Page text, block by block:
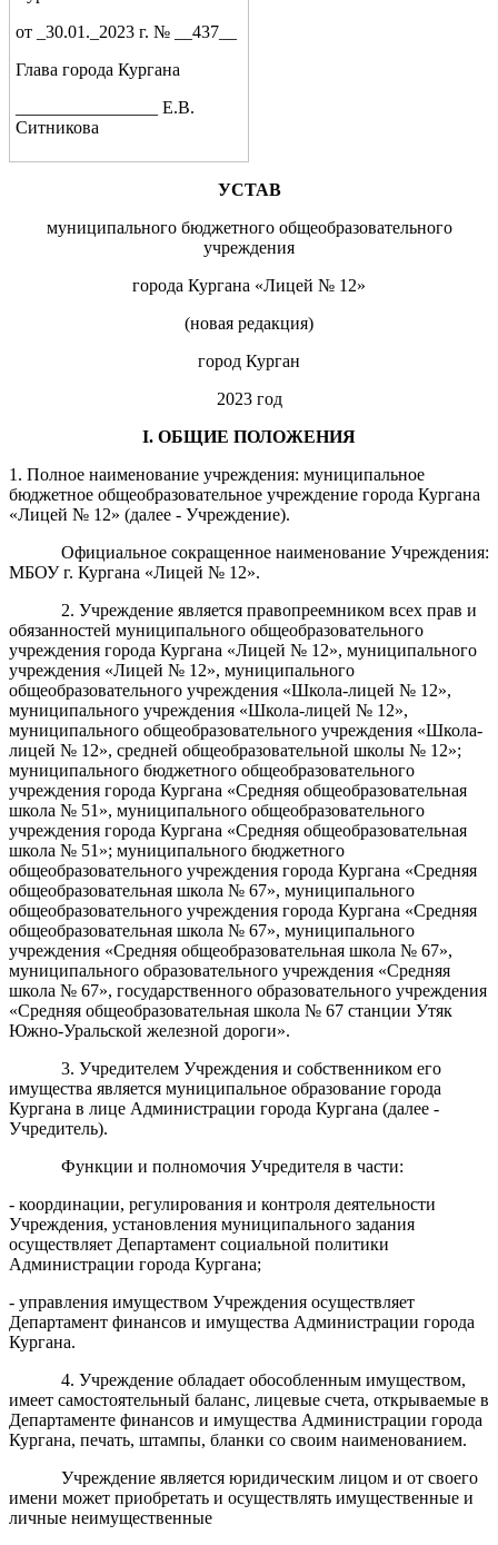
от _30.01._2023 г. № __437__
Глава города Кургана
________________ Е.В.
Ситникова
УСТАВ
муниципального бюджетного общеобразовательного
учреждения
города Кургана «Лицей № 12»
(новая редакция)
город Курган
2023 год
I. ОБЩИЕ ПОЛОЖЕНИЯ
1. Полное наименование учреждения: муниципальное
бюджетное общеобразовательное учреждение города Кургана
«Лицей № 12» (далее - Учреждение).
Официальное сокращенное наименование Учреждения:
МБОУ г. Кургана «Лицей № 12».
2. Учреждение является правопреемником всех прав и
обязанностей муниципального общеобразовательного
учреждения города Кургана «Лицей № 12», муниципального
учреждения «Лицей № 12», муниципального
общеобразовательного учреждения «Школа-лицей № 12»,
муниципального учреждения «Школа-лицей № 12»,
муниципального общеобразовательного учреждения «Школа-
лицей № 12», средней общеобразовательной школы № 12»;
муниципального бюджетного общеобразовательного
учреждения города Кургана «Средняя общеобразовательная
школа № 51 », муниципального общеобразовательного
учреждения города Кургана «Средняя общеобразовательная
школа № 51»; муниципального бюджетного
общеобразовательного учреждения города Кургана «Средняя
общеобразовательная школа № 67», муниципального
общеобразовательного учреждения города Кургана «Средняя
общеобразовательная школа № 67», муниципального
учреждения «Средняя общеобразовательная школа № 67»,
муниципального образовательного учреждения «Средняя
школа № 67», государственного образовательного учреждения
«Средняя общеобразовательная школа № 67 станции Утяк
Южно-Уральской железной дороги».
3. Учредителем Учреждения и собственником его
имущества является муниципальное образование города
Кургана в лице Администрации города Кургана (далее -
Учредитель).
Функции и полномочия Учредителя в части:
- координации, регулирования и контроля деятельности
Учреждения, установления муниципального задания
осуществляет Департамент социальной политики
Администрации города Кургана;
- управления имуществом Учреждения осуществляет
Департамент финансов и имущества Администрации города
Кургана.
4. Учреждение обладает обособленным имуществом,
имеет самостоятельный баланс, лицевые счета, открываемые в
Департаменте финансов и имущества Администрации города
Кургана, печать, штампы, бланки со своим наименованием.
Учреждение является юридическим лицом и от своего
имени может приобретать и осуществлять имущественные и
личные неимущественные